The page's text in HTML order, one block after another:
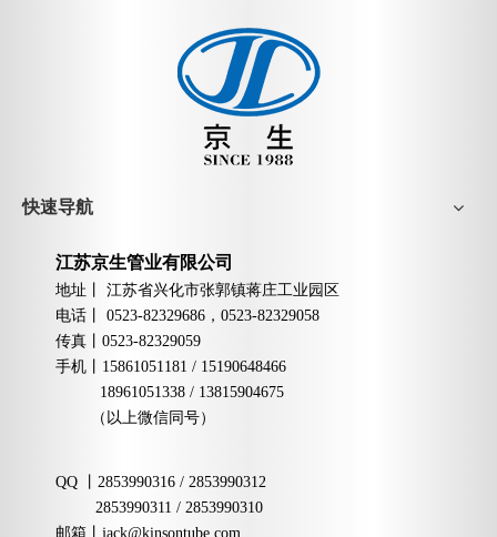
快速导航
江苏京生管业有限公司
地址丨 江苏省兴化市张郭镇蒋庄工业园区
电话丨 0523-82329686，0523-82329058
传真丨 0523-82329059
手机
15861051181 / 15190648466
18961051338 / 13815904675
（以上微信同号）
QQ
2853990316 / 2853990312
2853990311 / 2853990310
邮箱
jack@kinsontube.com